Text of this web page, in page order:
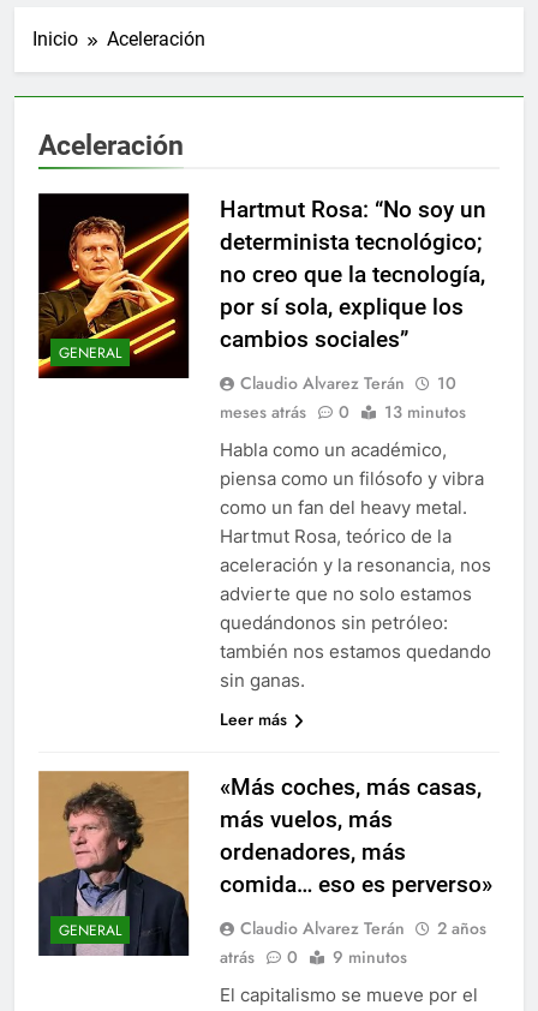
Inicio Aceleración
Aceleración
GENERAL
Hartmut Rosa: “No soy un
determinista tecnológico;
no creo que la tecnología,
por sí sola, explique los
cambios sociales”
Claudio Alvarez Terán
10
meses atrás
0 13 minutos
Habla como un académico,
piensa como un filósofo y vibra
como un fan del heavy metal.
Hartmut Rosa, teórico de la
aceleración y la resonancia, nos
advierte que no solo estamos
quedándonos sin petróleo:
también nos estamos quedando
sin ganas.
Leer más
GENERAL
«Más coches, más casas,
más vuelos, más
ordenadores, más
comida… eso es perverso»
Claudio Alvarez Terán
2 años
atrás
0 9 minutos
El capitalismo se mueve por el